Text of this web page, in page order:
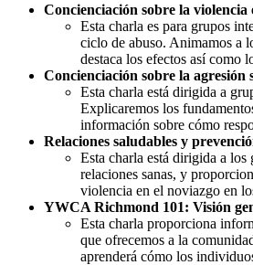
Concienciación sobre la
Esta charla es para grupos
ciclo de abuso. Animamos a
destaca los efectos así como
Concienciación sobre la agresión
Esta charla está dirigida a
Explicaremos los
información sobre cómo
Relaciones saludables y
Esta charla está dirigida a los
relaciones sanas, y
violencia en el noviazgo en
YWCA Richmond 101: Visión
Esta charla proporciona
que ofrecemos a la
aprenderá cómo los